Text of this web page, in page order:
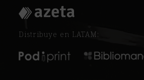
Distribuye en LATAM: